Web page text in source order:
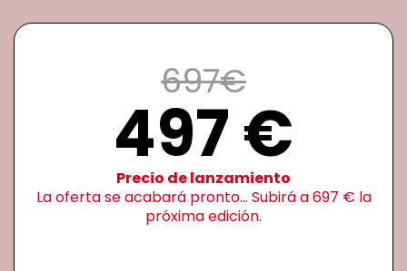
697€
497 €
Precio de lanzamiento
La oferta se acabará pronto... Subirá a 697 € la
próxima edición.